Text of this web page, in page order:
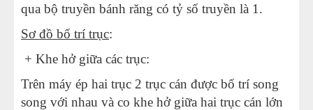
qua bộ truyền bánh răng có tỷ số truyền là 1.
Sơ đồ bố trí trục:
+ Khe hở giữa các trục:
Trên máy ép hai trục 2 trục cán được bố trí song
song với nhau và co khe hở giữa hai trục cán lớn